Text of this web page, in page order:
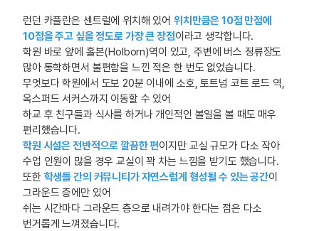
런던 카플란은 센트럴에 위치해 있어 위치만큼은 10점 만점에
10점을 주고 싶을 정도로 가장 큰 장점이라고 생각합니다.
학원 바로 앞에 홀본(Holborn)역이 있고, 주변에 버스 정류장도
많아 통학하면서 불편함을 느낀 적은 한 번도 없었습니다.
무엇보다 학원에서 도보 20분 이내에 소호, 토트넘 코트 로드 역,
옥스퍼드 서커스까지 이동할 수 있어
하교 후 친구들과 식사를 하거나 개인적인 볼일을 볼 때도 매우
편리했습니다.
학원 시설은 전반적으로 깔끔한 편이지만 교실 규모가 다소 작아
수업 인원이 많을 경우 교실이 꽉 차는 느낌을 받기도 했습니다.
또한 학생들 간의 커뮤니티가 자연스럽게 형성될 수 있는 공간이
그라운드 층에만 있어
쉬는 시간마다 그라운드 층으로 내려가야 한다는 점은 다소
번거롭게 느껴졌습니다.